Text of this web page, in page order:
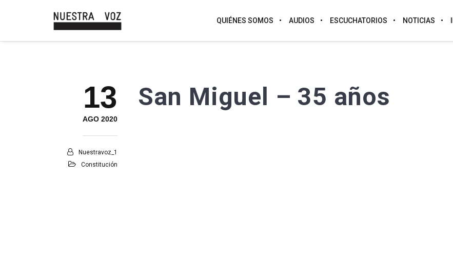
QUIÉNES SOMOS AUDIOS ESCUCHATORIOS NOTICIAS
13
AGO 2020
Nuestravoz_1
Constitución
San Miguel – 35 años